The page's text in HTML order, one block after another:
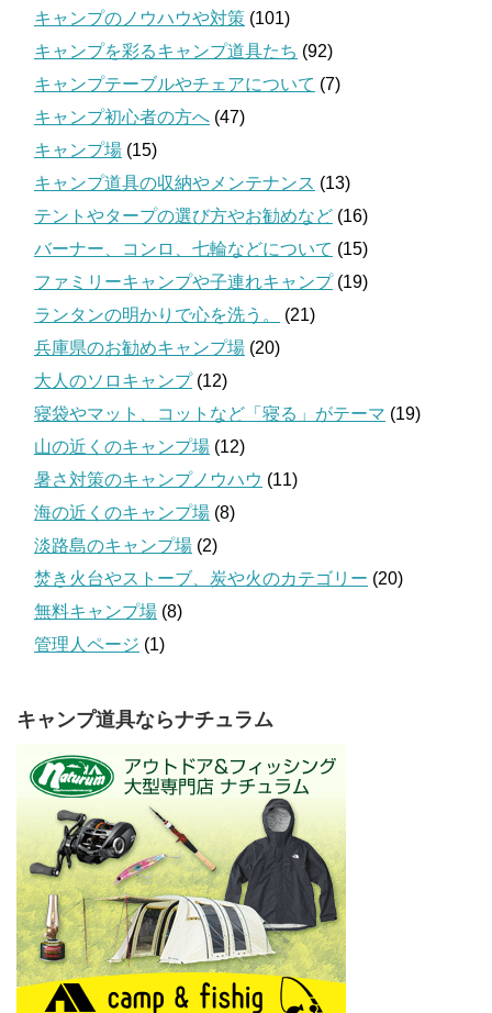
キャンプのノウハウや対策 (101)
キャンプを彩るキャンプ道具たち (92)
キャンプテーブルやチェアについて (7)
キャンプ初心者の方へ (47)
キャンプ場 (15)
キャンプ道具の収納やメンテナンス (13)
テントやタープの選び方やお勧めなど (16)
バーナー、コンロ、七輪などについて (15)
ファミリーキャンプや子連れキャンプ(19)
ランタンの明かりで心を洗う。
(21)
兵庫県のお勧めキャンプ場 (20)
大人のソロキャンプ(12)
寝袋やマット、コットなど「寝る」がテーマ (19)
山の近くのキャンプ場 (12)
暑さ対策のキャンプノウハウ (11)
海の近くのキャンプ場 (8)
淡路島のキャンプ場 (2)
焚き火台やストーブ、炭や火のカテゴリー (20)
無料キャンプ場 (8)
管理人ページ (1)
キャンプ道具ならナチュラム